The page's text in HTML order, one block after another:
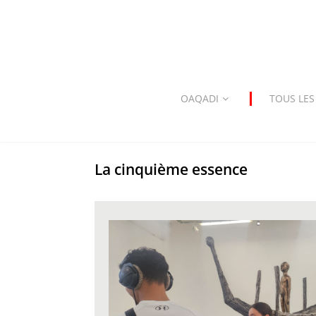
OAQADI TOUS
La cinquième essence
WhatsApp Image 2025-07-16 at